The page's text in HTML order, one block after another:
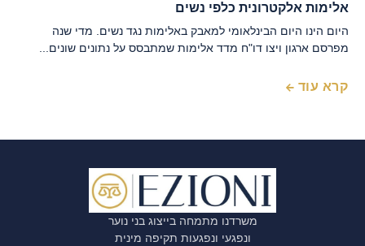
אלימות אלקטרונית כלפי נשים
היום הינו היום הבינלאומי למאבק באלימות נגד נשים. מדי שנה
מפרסם ארגון ויצו דו"ח מדד אלימות שמתבסס על נתונים שונים...
קרא עוד
משרדנו מתמחה בייצוג בני נוער
ונפגעי ונפגעות תקיפה מינית